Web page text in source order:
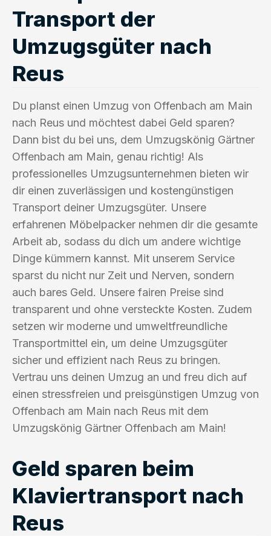
Transport der
Umzugsgüter nach
Reus
Du planst einen Umzug von Offenbach am Main
nach Reus und möchtest dabei Geld sparen?
Dann bist du bei uns, dem Umzugskönig Gärtner
Offenbach am Main, genau richtig! Als
professionelles Umzugsunternehmen bieten wir
dir einen zuverlässigen und kostengünstigen
Transport deiner Umzugsgüter. Unsere
erfahrenen Möbelpacker nehmen dir die gesamte
Arbeit ab, sodass du dich um andere wichtige
Dinge kümmern kannst. Mit unserem Service
sparst du nicht nur Zeit und Nerven, sondern
auch bares Geld. Unsere fairen Preise sind
transparent und ohne versteckte Kosten. Zudem
setzen wir moderne und umweltfreundliche
Transportmittel ein, um deine Umzugsgüter
sicher und effizient nach Reus zu bringen.
Vertrau uns deinen Umzug an und freu dich auf
einen stressfreien und preisgünstigen Umzug von
Offenbach am Main nach Reus mit dem
Umzugskönig Gärtner Offenbach am Main!
Geld sparen beim
Klaviertransport nach
Reus